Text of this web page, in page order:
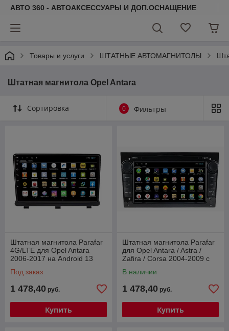
АВТО 360 - АВТОАКСЕССУАРЫ И ДОП.ОСНАЩЕНИЕ
Товары и услуги ШТАТНЫЕ АВТОМАГНИТОЛЫ
Штатная магнитола Opel Antara
Сортировка 0 Фильтры
Штатная магнитола Parafar
4G/LTE для Opel Antara
2006-2017 на Android 13
Под заказ
1 478,40 руб.
Купить
Штатная магнитола Parafar
для Opel Antara / Astra /
Zafira / Corsa 2004-2009 с
Android
В наличии
1 478,40 руб.
Купить